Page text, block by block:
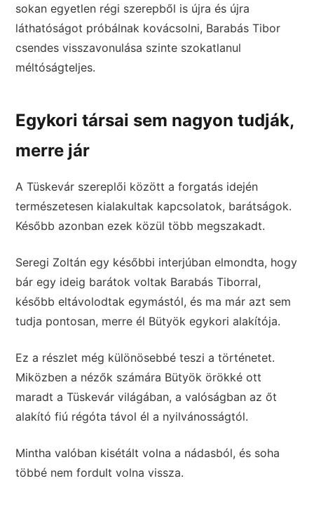
sokan egyetlen régi szerepből is újra és újra
láthatóságot próbálnak kovácsolni, Barabás Tibor
csendes visszavonulása szinte szokatlanul
méltóságteljes.
Egykori társai sem nagyon tudják,
merre jár
A Tüskevár szereplői között a forgatás idején
természetesen kialakultak kapcsolatok, barátságok.
Később azonban ezek közül több megszakadt.
Seregi Zoltán egy későbbi interjúban elmondta, hogy
bár egy ideig barátok voltak Barabás Tiborral,
később eltávolodtak egymástól, és ma már azt sem
tudja pontosan, merre él Bütyök egykori alakítója.
Ez a részlet még különösebbé teszi a történetet.
Miközben a nézők számára Bütyök örökké ott
maradt a Tüskevár világában, a valóságban az őt
alakító fiú régóta távol él a nyilvánosságtól.
Mintha valóban kisétált volna a nádasból, és soha
többé nem fordult volna vissza.